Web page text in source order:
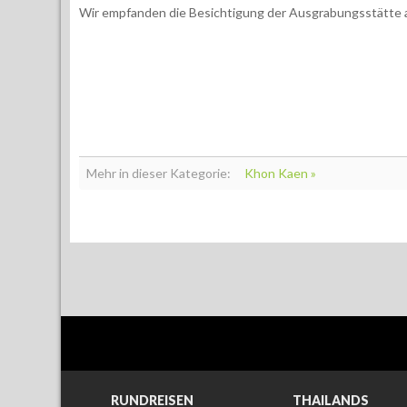
Wir empfanden die Besichtigung der Ausgrabungsstätte
Mehr in dieser Kategorie: Khon Kaen »
RUNDREISEN
THAILANDS